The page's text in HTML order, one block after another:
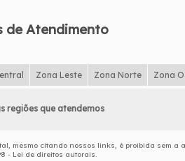
de Atendimento
Zona Leste Zona Norte Zona
regiões que atendemos
mesmo citando nossos links, é proibida sem
- Lei de direitos autorais.